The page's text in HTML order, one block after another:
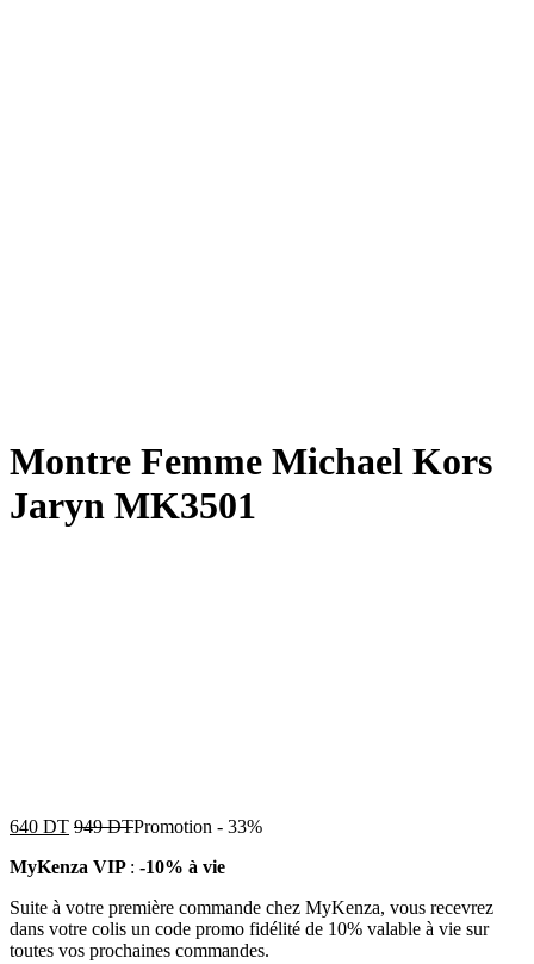
Montre Femme Michael Kors
Jaryn MK3501
640 DT 949DTPromotion - 33%
MyKenza VIP : -10% à vie
Suite à votre première commande chez MyKenza, vous recevrez
dans votre colis un code promo fidélité de 10% valable à vie sur
toutes vos prochaines commandes.